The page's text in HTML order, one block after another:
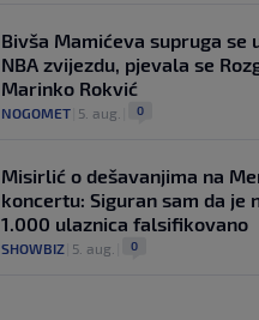
Bivša Mamićeva supruga se
NBA zvijezdu, pjevala se
Marinko Rokvić
NOGOMET 5. aug. 0
Misirlić o dešavanjima na
koncertu: Siguran sam da je
1.000 ulaznica falsifikovano
SHOWBIZ 5. aug. 0